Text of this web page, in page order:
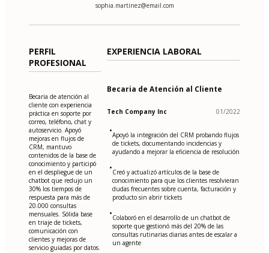
sophia.martinez@email.com
PERFIL
PROFESIONAL
Becaria de atención al
cliente con experiencia
práctica en soporte por
correo, teléfono, chat y
autoservicio. Apoyó
mejoras en flujos de
CRM, mantuvo
contenidos de la base de
conocimiento y participó
en el despliegue de un
chatbot que redujo un
30% los tiempos de
respuesta para más de
20.000 consultas
mensuales. Sólida base
en triaje de tickets,
comunicación con
clientes y mejoras de
servicio guiadas por datos.
EXPERIENCIA LABORAL
Becaria de Atención al Cliente
Tech Company Inc 01/2022
•Apoyó la integración del CRM probando flujos
de tickets, documentando incidencias y
ayudando a mejorar la eficiencia de resolución
•Creó y actualizó artículos de la base de
conocimiento para que los clientes resolvieran
dudas frecuentes sobre cuenta, facturación y
producto sin abrir tickets
•Colaboró en el desarrollo de un chatbot de
soporte que gestionó más del 20% de las
consultas rutinarias diarias antes de escalar a
un agente